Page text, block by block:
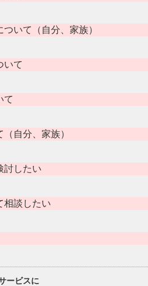
いて（自分、家族）
いて
て
自分、家族）
討したい
相談したい
ービスに